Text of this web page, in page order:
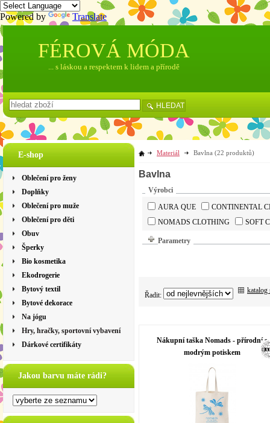
Powered by Translate
E-shop
Oblečení pro ženy
Doplňky
Oblečení pro muže
Oblečení pro děti
Obuv
Šperky
Bio kosmetika
Ekodrogerie
Bytový textil
Bytové dekorace
Na jógu
Hry, hračky, sportovní vybavení
Dárkové certifikáty
Jakou barvu máte rádi?
Materiál Bavlna (22 produktů)
Bavlna
Výrobci
AURA QUE
CONTINENTAL
NOMADS CLOTHING
SOFT
Parametry
Řadit:
katalog
Nákupní taška Nomads - přírodní s
modrým potiskem
FÉROVÁ MÓDA
... s láskou a respektem k lidem a přírodě
HLEDAT